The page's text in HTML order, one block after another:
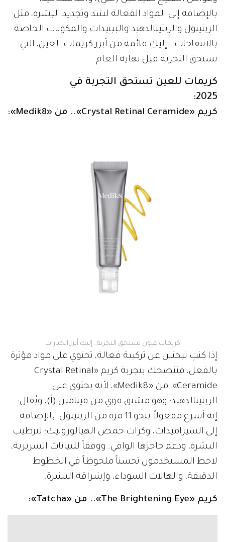
بالإضافة إلى المواد الفعالة لشد وتجديد البشرة، مثل:
الريتينول والريتينالدهيد والببتيدات والمكونات الخاصة
بالانتفاخات.. إليكِ قائمة من أبرز كريمات العين، التي
تستحق التجربة قبل نهاية العام.
كريمات للعين تستحق التجربة في
2025:
كريم «Crystal Retinal Ceramide».. من «Medik8»:
كريمات عيون تستحق التجربة.. إليكِ أبرز الخيارات
إذا كنتِ تبحثين عن تركيبة فعالة، تحتوي على مواد مؤثرة
بالفعل، فننصحك بتجربة كريم «Crystal Retinal
Ceramide»، من «Medik8»، لأنه يحتوي على
الريتينالدهيد؛ وهو مشتق قوي من فيتامين (أ)، ويُقال:
إنه أسرع مفعولاً بنحو 11 مرة من الريتينول، بالإضافة
إلى السيراميدات، وكرات حمض الهيالورونيك؛ لترطيب
البشرة، ودعم حاجزها الواقي. ووفقاً للبيانات السريرية،
لاحظ المستخدمون تحسناً ملحوظاً في الخطوط
الدقيقة، والهالات السوداء، وإشراقة البشرة.
كريم «The Brightening Eye».. من «Tatcha»: